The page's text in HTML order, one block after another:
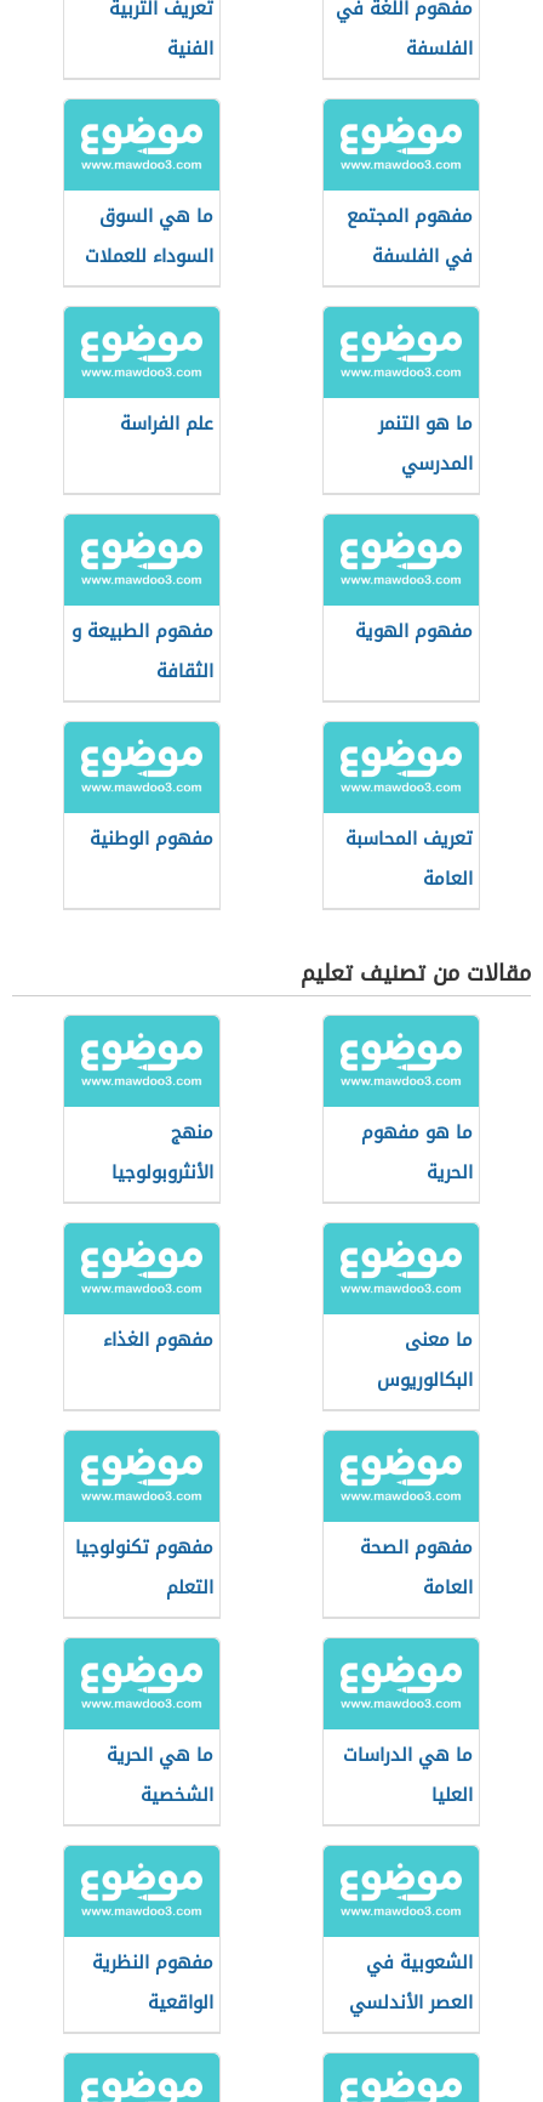
مفهوم اللغة في
الفلسفة
تعريف التربية
الفنية
مفهوم المجتمع
في الفلسفة
ما هي السوق
السوداء للعملات
ما هو التنمر
المدرسي
علم الفراسة
مفهوم الهوية
مفهوم الطبيعة و
الثقافة
تعريف المحاسبة
العامة
مفهوم الوطنية
مقالات من تصنيف تعليم
ما هو مفهوم
الحرية
منهج
الأنثروبولوجيا
الثقافية
ما معنى
البكالوريوس
مفهوم الغذاء
مفهوم الصحة
العامة
مفهوم تكنولوجيا
التعلم
ما هي الدراسات
العليا
ما هي الحرية
الشخصية
الشعوبية في
العصر الأندلسي
مفهوم النظرية
الواقعية
الكلاسيكية في
العلاقات الدولية